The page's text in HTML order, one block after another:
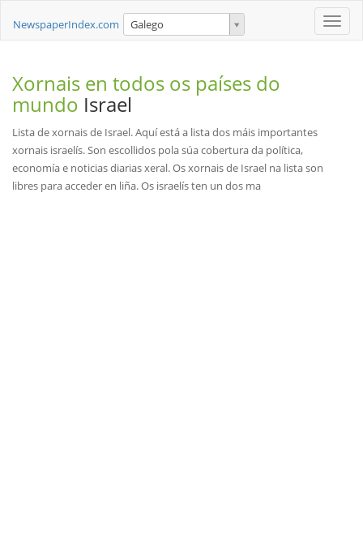
Toggle
NewspaperIndex.com Galego
Xornais en todos os países do
mundo Israel
Lista de xornais de Israel. Aquí está a lista dos máis importantes
xornais israelís. Son escollidos pola súa cobertura da política,
economía e noticias diarias xeral. Os xornais de Israel na lista son
libres para acceder en liña. Os israelís ten un dos ma